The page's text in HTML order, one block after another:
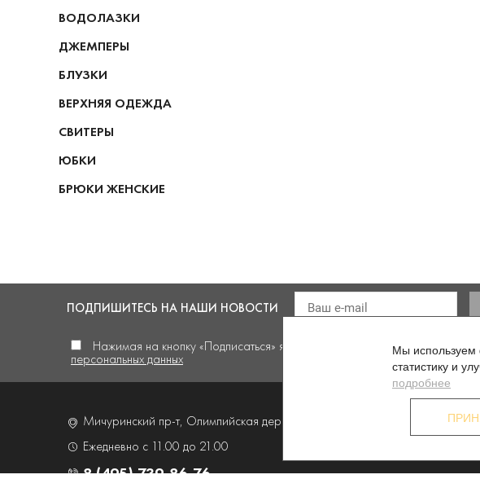
ВОДОЛАЗКИ
ДЖЕМПЕРЫ
БЛУЗКИ
ВЕРХНЯЯ ОДЕЖДА
СВИТЕРЫ
ЮБКИ
БРЮКИ ЖЕНСКИЕ
ПОДПИШИТЕСЬ НА НАШИ НОВОСТИ
Нажимая на кнопку «Подписаться» я даю своё согласие на обработку
персональных данных
Мичуринский пр-т, Олимпийская деревня,
Ежедневно с 11.00 до 21.00
8 (495) 739-86-76
Мы
статистику и
подробнее